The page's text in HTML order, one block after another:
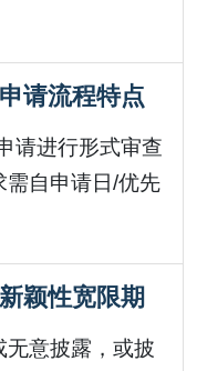
请流程特点
请进行形式审查
需自申请日/优先
颖性宽限期
无意披露，或披